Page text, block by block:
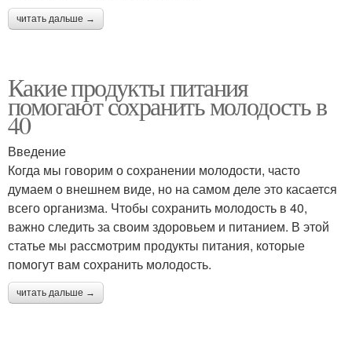
читать дальше →
Какие продукты питания
помогают сохранить молодость в
40
Введение
Когда мы говорим о сохранении молодости, часто
думаем о внешнем виде, но на самом деле это касается
всего организма. Чтобы сохранить молодость в 40,
важно следить за своим здоровьем и питанием. В этой
статье мы рассмотрим продукты питания, которые
помогут вам сохранить молодость.
читать дальше →